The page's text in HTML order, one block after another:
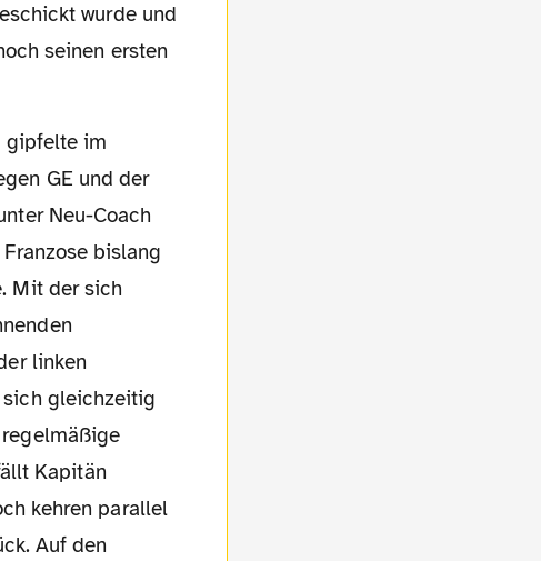
wurde und
seinen ersten
GE und der
Neu-Coach
bislang
Mit der sich
linken
sich gleichzeitig
Kapitän
kehren parallel
Auf den